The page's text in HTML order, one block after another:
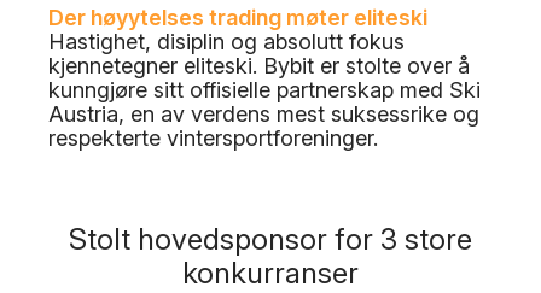
Der høyytelses trading møter eliteski
Hastighet, disiplin og absolutt fokus
kjennetegner eliteski. Bybit er stolte over å
kunngjøre sitt offisielle partnerskap med Ski
Austria, en av verdens mest suksessrike og
respekterte vintersportforeninger.
Stolt hovedsponsor for 3 store
konkurranser